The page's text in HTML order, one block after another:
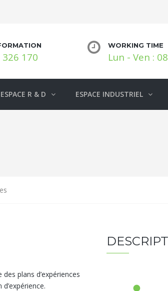
170
WORKING TIME
Lun - Ven :
ESPACE R & D ESPACE INDUSTRIEL
plans d’expériences